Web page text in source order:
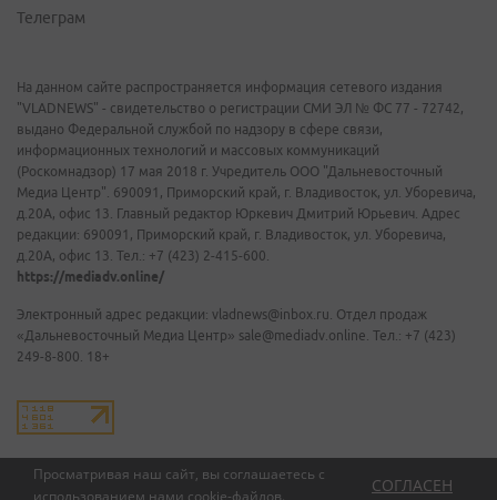
Просматривая наш сайт, вы соглашаетесь с
использованием нами cookie-файлов
СОГЛАСЕН
Телеграм
На данном сайте распространяется информация сетевого издания
"VLADNEWS" - свидетельство о регистрации СМИ ЭЛ № ФС 77 - 72742,
выдано Федеральной службой по надзору в сфере связи,
информационных технологий и массовых коммуникаций
(Роскомнадзор) 17 мая 2018 г. Учредитель ООО "Дальневосточный
Медиа Центр". 690091, Приморский край, г. Владивосток, ул. Уборевича,
д.20А, офис 13. Главный редактор Юркевич Дмитрий Юрьевич. Адрес
редакции: 690091, Приморский край, г. Владивосток, ул. Уборевича,
д.20А, офис 13. Тел.: +7 (423) 2-415-600.
https://mediadv.online/
Электронный адрес редакции: vladnews@inbox.ru. Отдел продаж
«Дальневосточный Медиа Центр» sale@mediadv.online. Тел.: +7 (423)
249-8-800. 18+